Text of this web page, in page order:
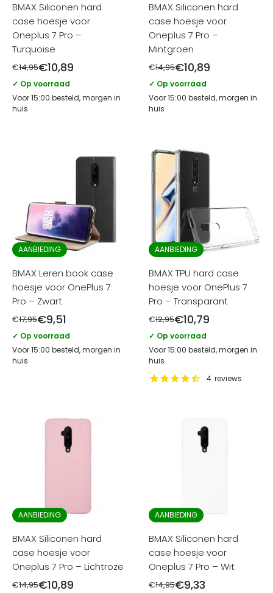
BMAX Siliconen hard
case hoesje voor
Oneplus 7 Pro –
Turquoise
€14,95€10,89
✓ Op voorraad
Voor 15:00 besteld, morgen in
huis
BMAX Siliconen hard
case hoesje voor
Oneplus 7 Pro –
Mintgroen
€14,95€10,89
✓ Op voorraad
Voor 15:00 besteld, morgen in
huis
AANBIEDING
BMAX Leren book case
hoesje voor OnePlus 7
Pro – Zwart
€17,95€9,51
✓ Op voorraad
Voor 15:00 besteld, morgen in
huis
AANBIEDING
BMAX TPU hard case
hoesje voor OnePlus 7
Pro – Transparant
€12,95€10,79
✓ Op voorraad
Voor 15:00 besteld, morgen in
huis
4 reviews
AANBIEDING
BMAX Siliconen hard
case hoesje voor
Oneplus 7 Pro – Lichtroze
€14,95€10,89
AANBIEDING
BMAX Siliconen hard
case hoesje voor
Oneplus 7 Pro – Wit
€14,95€9,33